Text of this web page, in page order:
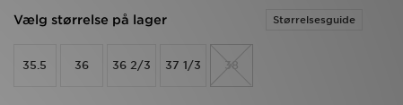
Vælg størrelse på lager Størrelsesguide
35.5 36 36 2/3 37 1/3 38